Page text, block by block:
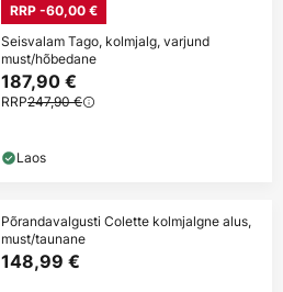
RRP -60,00 €
Seisvalam Tago, kolmjalg, varjund
must/hõbedane
187,90 €
RRP247,90 €
Laos
Põrandavalgusti Colette kolmjalgne alus,
must/taunane
148,99 €